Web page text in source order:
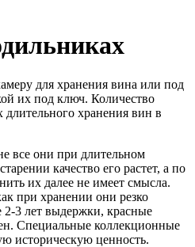
для хранения вина или под
их под ключ. Количество
хранения вин в
все они при длительном
качество его растет, а по
их далее не имеет смысла.
при хранении они резко
2-3 лет выдержки, красные
Специальные коллекционные
историческую ценность.